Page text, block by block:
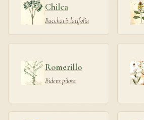
Chilca
Baccharis latifolia
Romerillo
Bidens pilosa